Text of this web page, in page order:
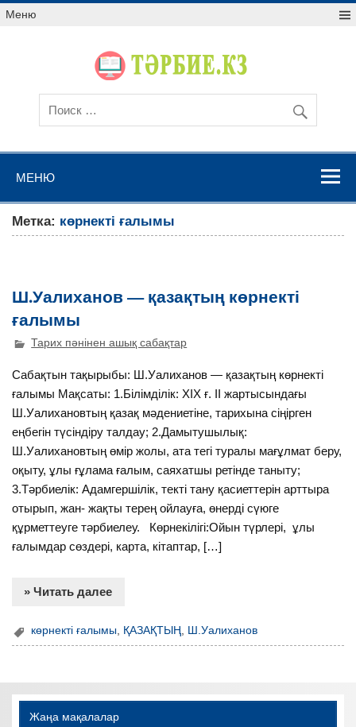
Меню
МЕНЮ
Метка: көрнекті ғалымы
Ш.Уалиханов — қазақтың көрнекті
ғалымы
Тарих пәнінен ашық сабақтар
Сабақтын тақырыбы: Ш.Уалиханов — қазақтың көрнекті
ғалымы Мақсаты: 1.Білімділік: XIX ғ. II жартысындағы
Ш.Уалихановтың қазақ мәдениетіне, тарихына сіңірген
еңбегін түсіндіру талдау; 2.Дамытушылық:
Ш.Уалихановтың өмір жолы, ата тегі туралы мағұлмат беру,
оқыту, ұлы ғұлама ғалым, саяхатшы ретінде таныту;
3.Тәрбиелік: Адамгершілік, текті тану қасиеттерін арттыра
отырып, жан- жақты терең ойлауға, өнерді сүюге
құрметтеуге тәрбиелеу. Көрнекілігі:Ойын түрлері, ұлы
ғалымдар сөздері, карта, кітаптар, […]
» Читать далее
көрнекті ғалымы, ҚАЗАҚТЫҢ, Ш.Уалиханов
Жаңа мақалалар